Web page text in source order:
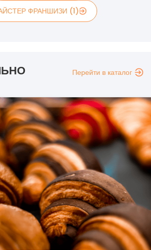
ФРАНШИЗИ (1)
Перейти в каталог